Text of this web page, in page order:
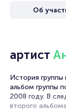
«Юбилейный
места завершая
АнимациЮ
зрителей.
Полезные
Об
артист
История
альбом группы
2008 году. В
второго